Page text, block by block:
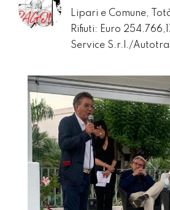
Lipari e Comune,
Rifiuti: Euro
Service S.r.l./